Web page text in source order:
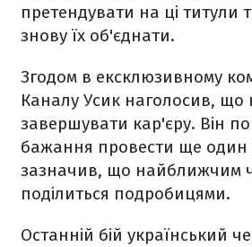
претендувати на ці титули
знову їх об'єднати.
Згодом в ексклюзивному
Каналу Усик наголосив, що
завершувати кар'єру. Він
бажання провести ще один
зазначив, що найближчим
поділиться подробицями.
Останній бій український